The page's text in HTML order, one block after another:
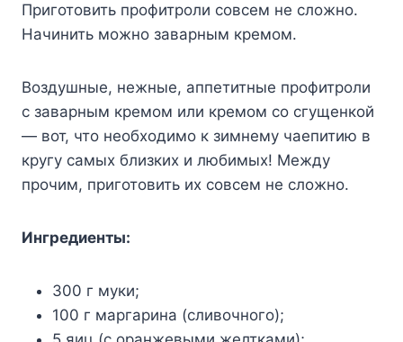
Приготовить профитроли совсем не сложно.
Начинить можно заварным кремом.
Воздушные, нежные, аппетитные профитроли
с заварным кремом или кремом со сгущенкой
— вот, что необходимо к зимнему чаепитию в
кругу самых близких и любимых! Между
прочим, приготовить их совсем не сложно.
Ингредиенты:
300 г муки;
100 г маргарина (сливочного);